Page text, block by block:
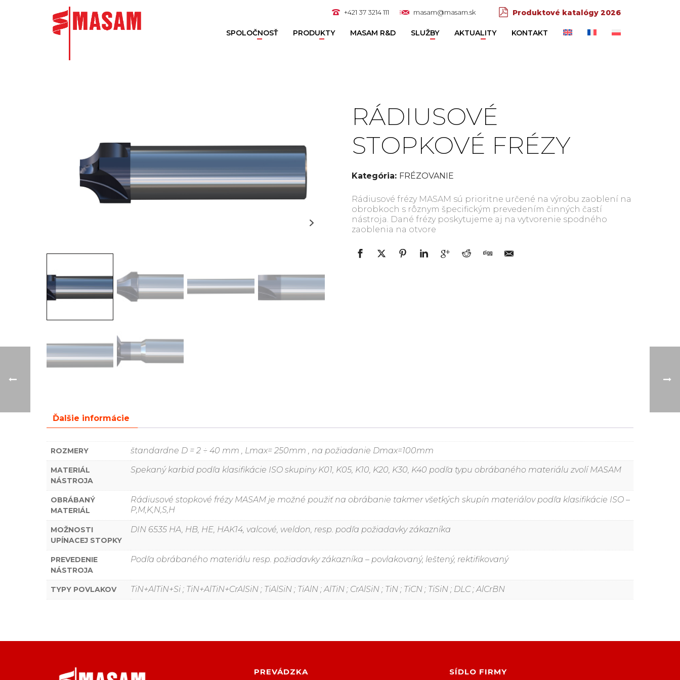
+421 37 3214 111 masam@masam.sk Produktové katalógy 2026
SPOLOČNOSŤ PRODUKTY MASAM R&D SLUŽBY AKTUALITY KONTAKT
RÁDIUSOVÉ
STOPKOVÉ FRÉZY
Kategória: FRÉZOVANIE
Rádiusové frézy MASAM sú prioritne určené na výrobu zaoblení na
obrobkoch s rôznym špecifickým prevedením činných častí
nástroja. Dané frézy poskytujeme aj na vytvorenie spodného
zaoblenia na otvore
Ďalšie informácie
ROZMERY štandardne D = 2 ÷ 40 mm , Lmax= 250mm , na požiadanie Dmax=100mm
MATERIÁL
NÁSTROJA
Spekaný karbid podľa klasifikácie ISO skupiny K01, K05, K10, K20, K30, K40 podľa typu obrábaného materiálu zvolí MASAM
OBRÁBANÝ
MATERIÁL
Rádiusové stopkové frézy MASAM je možné použiť na obrábanie takmer všetkých skupín materiálov podľa klasifikácie ISO –
P,M,K,N,S,H
MOŽNOSTI
UPÍNACEJ STOPKY
DIN 6535 HA, HB, HE, HAK14, valcové, weldon, resp. podľa požiadavky zákazníka
PREVEDENIE
NÁSTROJA
Podľa obrábaného materiálu resp. požiadavky zákazníka – povlakovaný, leštený, rektifikovaný
TYPY POVLAKOV TiN+AlTiN+Si ; TiN+AlTiN+CrAlSiN ; TiAlSiN ; TiAlN ; AlTiN ; CrAlSiN ; TiN ; TiCN ; TiSiN ; DLC ; AlCrBN
PREVÁDZKA SÍDLO FIRMY